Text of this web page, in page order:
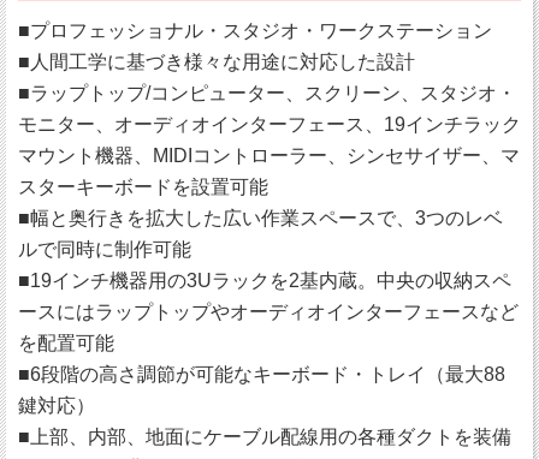
■プロフェッショナル・スタジオ・ワークステーション
■人間工学に基づき様々な用途に対応した設計
■ラップトップ/コンピューター、スクリーン、スタジオ・
モニター、オーディオインターフェース、19インチラック
マウント機器、MIDIコントローラー、シンセサイザー、マ
スターキーボードを設置可能
■幅と奥行きを拡大した広い作業スペースで、3つのレベ
ルで同時に制作可能
■19インチ機器用の3Uラックを2基内蔵。中央の収納スペ
ースにはラップトップやオーディオインターフェースなど
を配置可能
■6段階の高さ調節が可能なキーボード・トレイ（最大88
鍵対応）
■上部、内部、地面にケーブル配線用の各種ダクトを装備